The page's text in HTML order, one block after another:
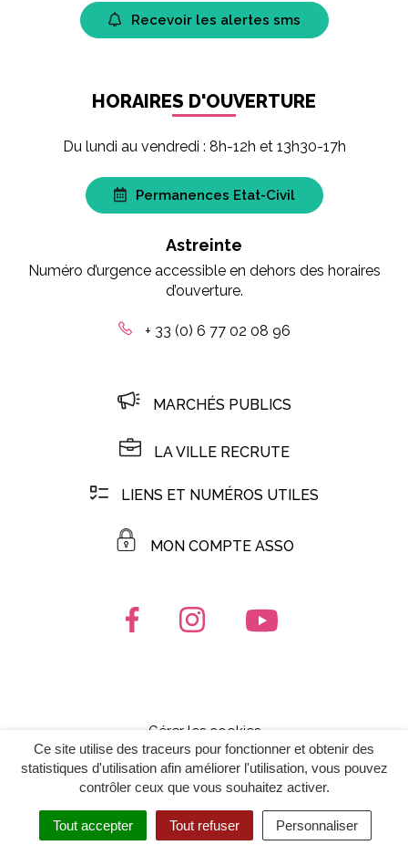
Ce site utilise des traceurs pour fonctionner et obtenir des
statistiques d'utilisation afin améliorer l'utilisation, vous pouvez
contrôler ceux que vous souhaitez activer.
Tout accepter Tout refuser Personnaliser
Recevoir les alertes sms
HORAIRES D'OUVERTURE
Du lundi au vendredi : 8h-12h et 13h30-17h
Permanences Etat-Civil
Astreinte
Numéro d’urgence accessible en dehors des horaires
d’ouverture.
+ 33 (0) 6 77 02 08 96
MARCHÉS PUBLICS
LA VILLE RECRUTE
LIENS ET NUMÉROS UTILES
MON COMPTE ASSO
Lien vers le compte Facebook
Lien vers le compte
Lien vers la chaîne
Gérer les cookies
Mentions Légales
Politique de confidentialité
Plan du site
Accessibilité